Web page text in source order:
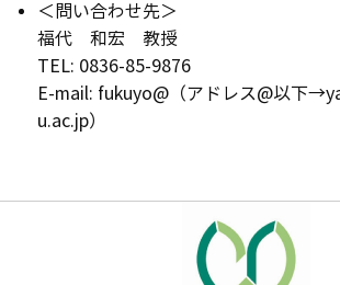
＜問い合わせ先＞
福代 和宏 教授
TEL: 0836-85-9876
E-mail: fukuyo@（アドレス@以下
u.ac.jp）